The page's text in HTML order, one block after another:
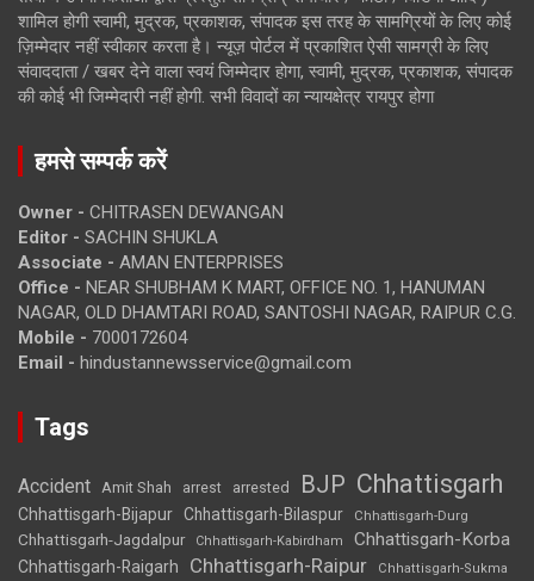
शामिल होगी स्वामी, मुद्रक, प्रकाशक, संपादक इस तरह के सामग्रियों के लिए कोई
ज़िम्मेदार नहीं स्वीकार करता है। न्यूज़ पोर्टल में प्रकाशित ऐसी सामग्री के लिए
संवाददाता / खबर देने वाला स्वयं जिम्मेदार होगा, स्वामी, मुद्रक, प्रकाशक, संपादक
की कोई भी जिम्मेदारी नहीं होगी. सभी विवादों का न्यायक्षेत्र रायपुर होगा
हमसे सम्पर्क करें
Owner - CHITRASEN DEWANGAN
Editor - SACHIN SHUKLA
Associate - AMAN ENTERPRISES
Office - NEAR SHUBHAM K MART, OFFICE NO. 1, HANUMAN
NAGAR, OLD DHAMTARI ROAD, SANTOSHI NAGAR, RAIPUR C.G.
Mobile - 7000172604
Email - hindustannewsservice@gmail.com
Tags
Accident Amit Shah arrest arrested BJP Chhattisgarh
Chhattisgarh-Bijapur Chhattisgarh-Bilaspur Chhattisgarh-Durg
Chhattisgarh-Jagdalpur Chhattisgarh-Kabirdham Chhattisgarh-Korba
Chhattisgarh-Raigarh Chhattisgarh-Raipur
Chhattisgarh-Sukma